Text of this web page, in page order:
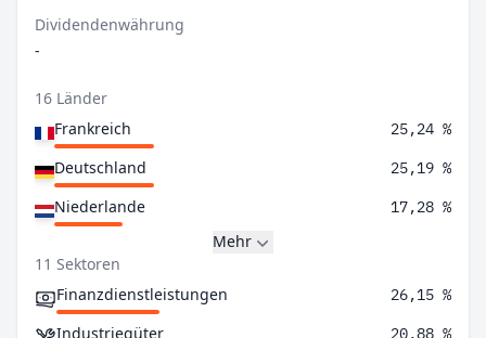
Dividendenwährung
-
16 Länder
Frankreich
25,24 %
Deutschland 25,19 %
Niederlande 17,28 %
Mehr
11 Sektoren
Finanzdienstleistungen
26,15 %
Industriegüter 20,88 %